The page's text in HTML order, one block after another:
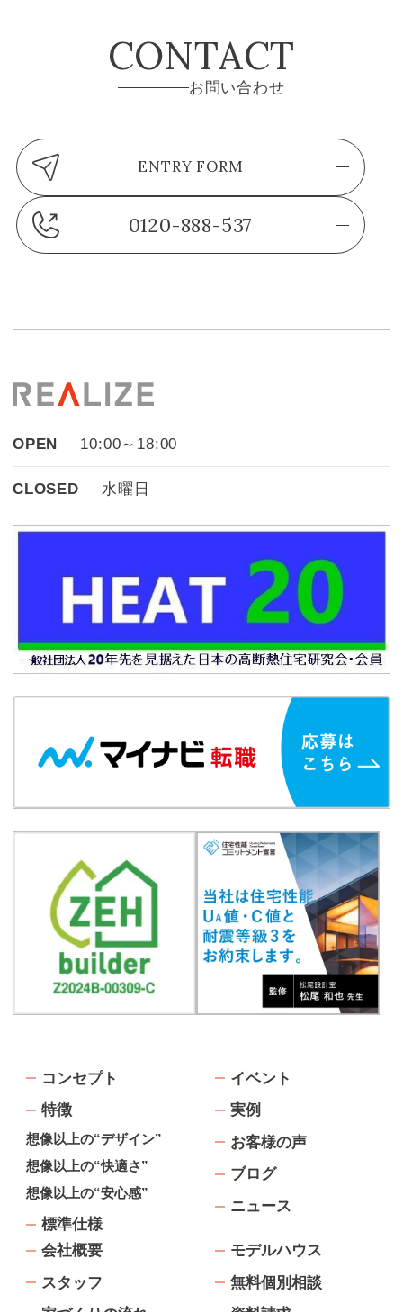
CONTACT
お問い合わせ
ENTRY FORM
0120-888-537
OPEN 10:00～18:00
CLOSED 水曜日
コンセプト
特徴
想像以上の“デザイン”
想像以上の“快適さ”
想像以上の“安心感”
標準仕様
会社概要
スタッフ
イベント
実例
お客様の声
ブログ
ニュース
モデルハウス
無料個別相談